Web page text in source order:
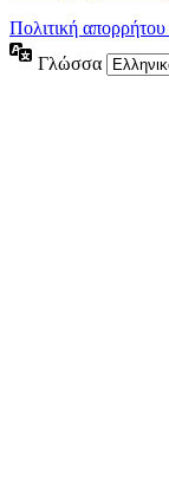
Πολιτική
Γλώσσα